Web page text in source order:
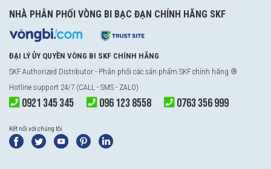
NHÀ PHÂN PHỐI VÒNG BI BẠC ĐẠN CHÍNH HÃNG SKF
ĐẠI LÝ ỦY QUYỀN VÒNG BI SKF CHÍNH HÃNG
SKF Authorized Distributor - Phân phối các sản phẩm SKF chính hãng ®
Hotline support 24/7 (CALL - SMS - ZALO)
0921 345 345 096 123 8558 0763 356 999
Kết nối với chúng tôi